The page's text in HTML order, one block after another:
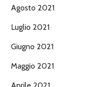
Agosto 2021
Luglio 2021
Giugno 2021
Maggio 2021